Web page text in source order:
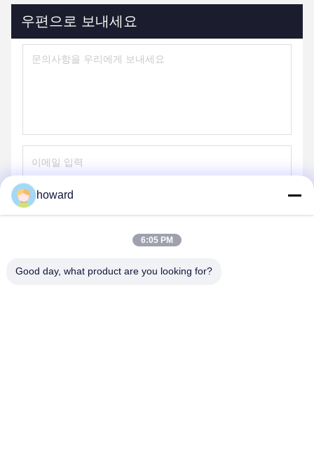
우편으로 보내세요
howard
6:05 PM
Good day, what product are you looking for?